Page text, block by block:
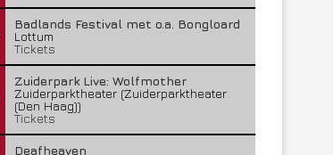
Badlands Festival met o.a. Bongloard
Lottum
Tickets
Zuiderpark Live: Wolfmother
Zuiderparktheater (Zuiderparktheater
(Den Haag))
Tickets
Deafheaven